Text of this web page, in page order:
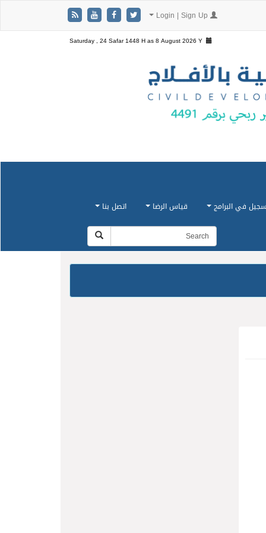
Saturday , 24 Safar 1448 H as8 August 2026 Y
في البرامج قياس الرضا اتصل بنا